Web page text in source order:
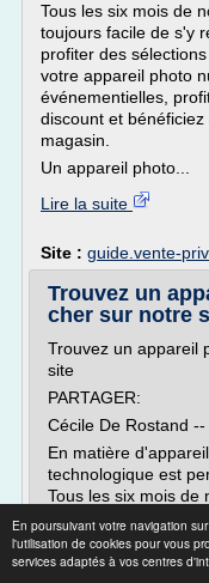
En poursuivant votre navigation
l'utilisation de cookies pour vous
services adaptés à vos centres
Tous les six mois de
toujours facile de s'y
profiter des
votre appareil photo
événementielles,
discount et
magasin.
Un appareil photo...
Lire la suite
Site : guide.vente-
Trouvez un
cher sur notre
Trouvez un appareil
site
PARTAGER:
Cécile De Rostand --
En matière
technologique est
Tous les six mois de
pas toujours facile
de profiter des
choisir votre appareil